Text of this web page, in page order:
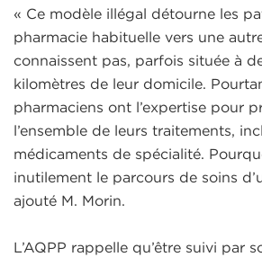
« Ce modèle illégal détourne les
pharmacie habituelle vers une
connaissent pas, parfois située à
kilomètres de leur domicile.
pharmaciens ont l’expertise pour
l’ensemble de leurs traitements,
médicaments de spécialité.
inutilement le parcours de soins
ajouté M. Morin.
L’AQPP rappelle qu’être suivi par